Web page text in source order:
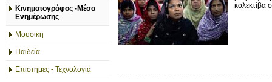
Κινηματογράφος -Μέσα
Ενημέρωσης
Μουσικη
Παιδεία
Επιστήμες - Τεχνολογία
κολεκτίβα